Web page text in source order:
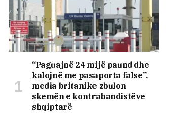
“Paguajnë 24 mijë paund dhe
kalojnë me pasaporta false”,
media britanike zbulon
skemën e kontrabandistëve
shqiptarë